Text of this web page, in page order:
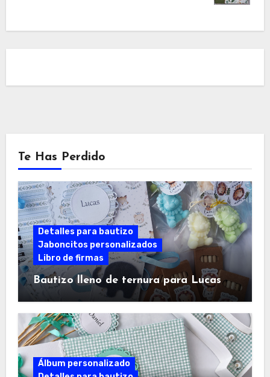
Te Has Perdido
Detalles para bautizo
Jaboncitos personalizados
Libro de firmas
Bautizo lleno de ternura para Lucas
Álbum personalizado